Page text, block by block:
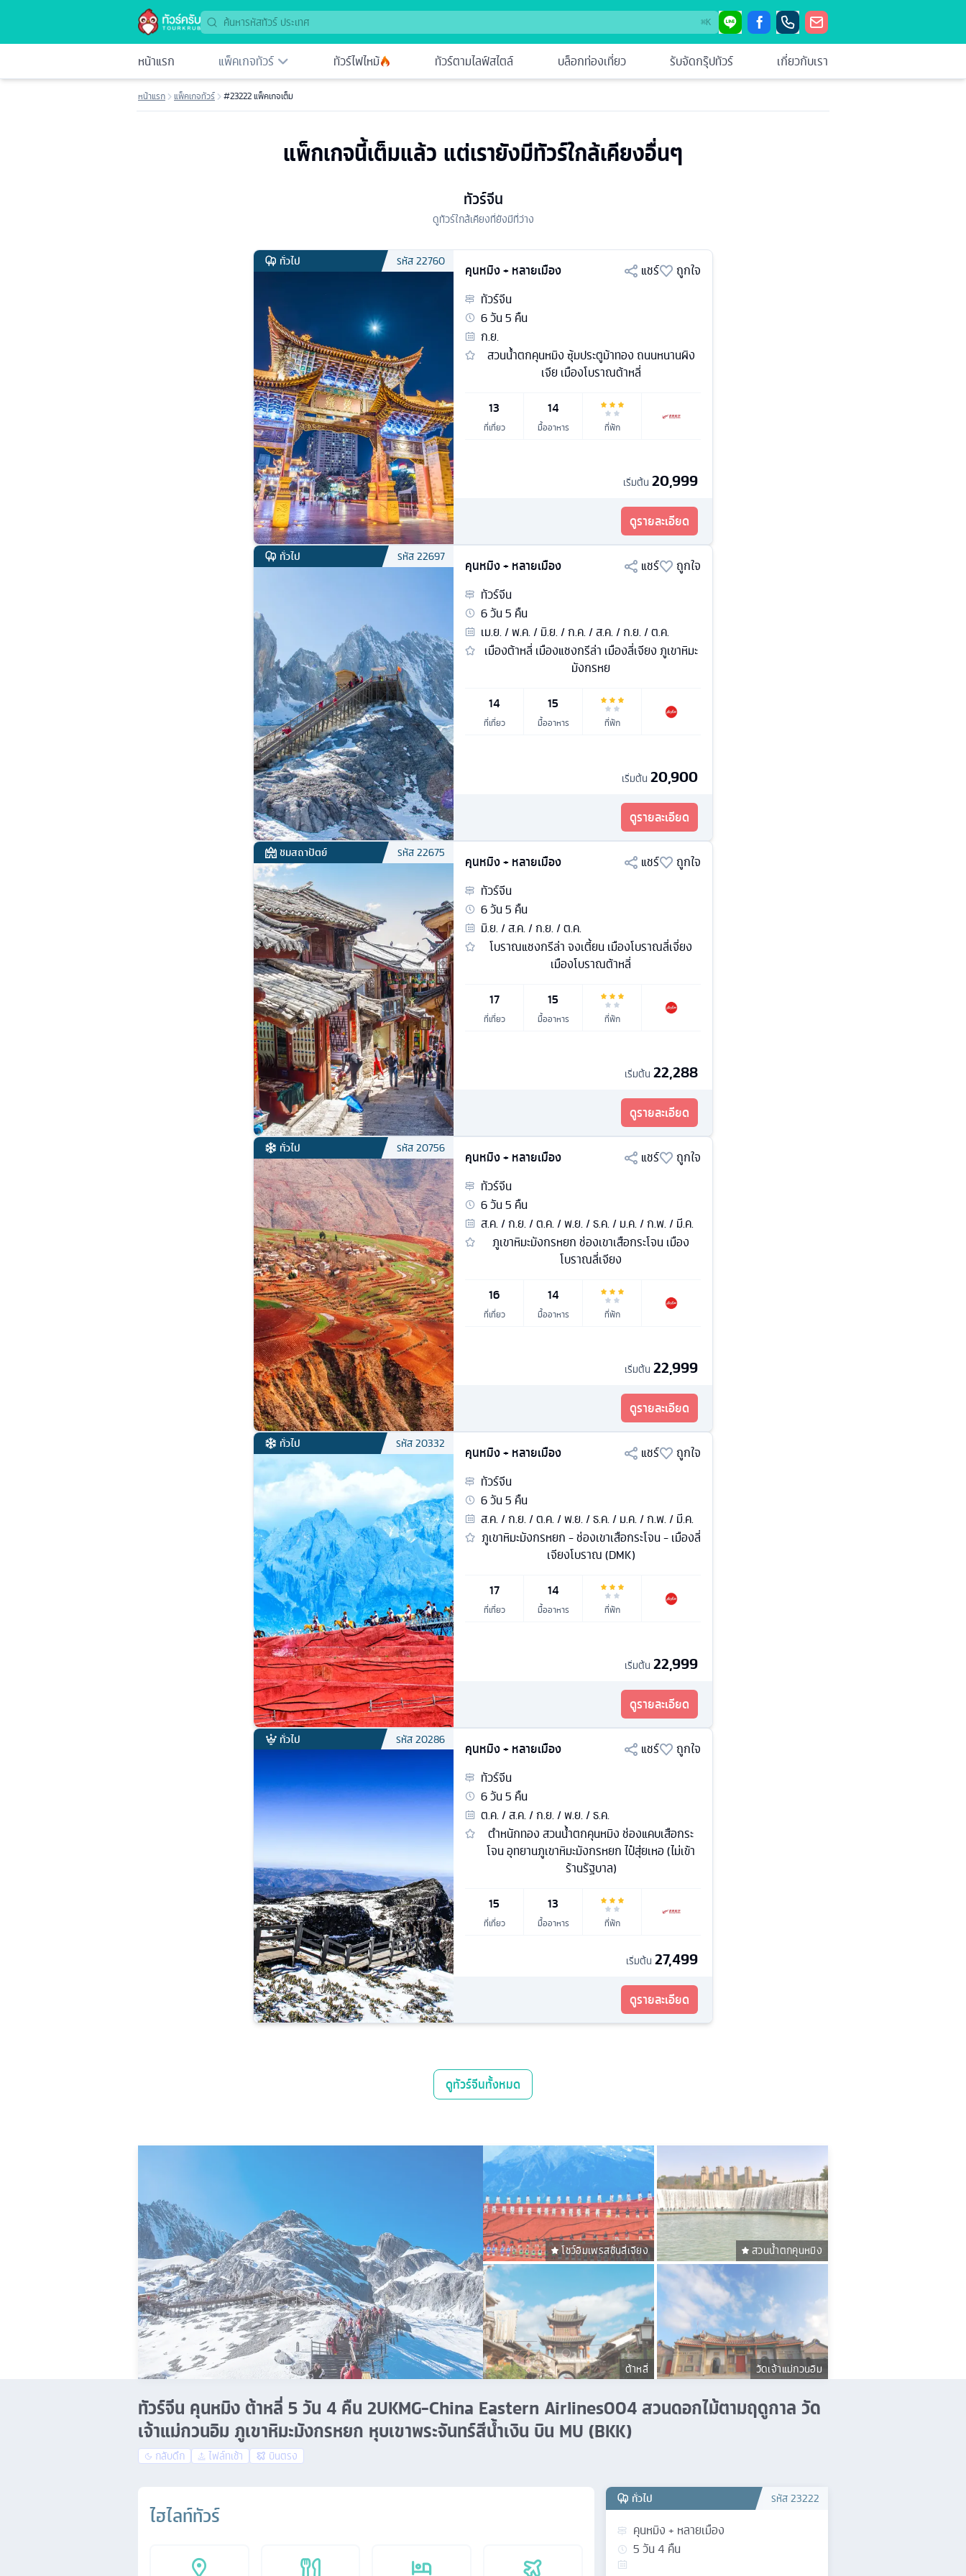
⌘K
หน้าแรก แพ็คเกจทัวร์ ทัวร์ไฟไหม้ ทัวร์ตามไลฟ์สไตล์ บล็อกท่องเที่ยว รับจัดกรุ๊ปทัวร์ เกี่ยวกับเรา
หน้าแรก แพ็คเกจทัวร์ #23222 แพ็คเกจเต็ม
แพ็กเกจนี้เต็มแล้ว แต่เรายังมีทัวร์ใกล้เคียงอื่นๆ
ทัวร์จีน
ดูทัวร์ใกล้เคียงที่ยังมีที่ว่าง
ทั่วไป รหัส22760
คุนหมิง + หลายเมือง แชร์
ถูกใจ
ทัวร์จีน
6วัน5 คืน
ก.ย.
สวนน้ำตกคุนหมิง ซุ้มประตูม้าทอง ถนนหนานผิง
เจีย เมืองโบราณต้าหลี่
13
ที่เที่ยว
14
มื้ออาหาร ที่พัก
เริ่มต้น 20,999
ดูรายละเอียด
ทั่วไป รหัส22697
คุนหมิง + หลายเมือง แชร์
ถูกใจ
ทัวร์จีน
6วัน5 คืน
เม.ย. / พ.ค. / มิ.ย. / ก.ค. / ส.ค. / ก.ย. / ต.ค.
เมืองต้าหลี่ เมืองแชงกรีล่า เมืองลี่เจียง ภูเขาหิมะ
มังกรหย
14
ที่เที่ยว
15
มื้ออาหาร ที่พัก
เริ่มต้น 20,900
ดูรายละเอียด
ชมสถาปัตย์ รหัส22675
คุนหมิง + หลายเมือง แชร์
ถูกใจ
ทัวร์จีน
6วัน5 คืน
มิ.ย. / ส.ค. / ก.ย. / ต.ค.
โบราณแชงกรีล่า จงเตี้ยน เมืองโบราณลี่เจี่ยง
เมืองโบราณต้าหลี่
17
ที่เที่ยว
15
มื้ออาหาร ที่พัก
เริ่มต้น 22,288
ดูรายละเอียด
ทั่วไป รหัส20756
คุนหมิง + หลายเมือง แชร์
ถูกใจ
ทัวร์จีน
6วัน5 คืน
ส.ค. / ก.ย. / ต.ค. / พ.ย. / ธ.ค. / ม.ค. / ก.พ. / มี.ค.
ภูเขาหิมะมังกรหยก ช่องเขาเสือกระโจน เมือง
โบราณลี่เจียง
16
ที่เที่ยว
14
มื้ออาหาร ที่พัก
เริ่มต้น 22,999
ดูรายละเอียด
ทั่วไป รหัส20332
คุนหมิง + หลายเมือง แชร์
ถูกใจ
ทัวร์จีน
6วัน5 คืน
ส.ค. / ก.ย. / ต.ค. / พ.ย. / ธ.ค. / ม.ค. / ก.พ. / มี.ค.
ภูเขาหิมะมังกรหยก - ช่องเขาเสือกระโจน - เมืองลี่
เจียงโบราณ (DMK)
17
ที่เที่ยว
14
มื้ออาหาร ที่พัก
เริ่มต้น 22,999
ดูรายละเอียด
ทั่วไป รหัส20286
คุนหมิง + หลายเมือง แชร์
ถูกใจ
ทัวร์จีน
6วัน5 คืน
ต.ค. / ส.ค. / ก.ย. / พ.ย. / ธ.ค.
ตำหนักทอง สวนน้ำตกคุนหมิง ช่องแคบเสือกระ
โจน อุทยานภูเขาหิมะมังกรหยก ไป๋สุ่ยเหอ (ไม่เข้า
ร้านรัฐบาล)
15
ที่เที่ยว
13
มื้ออาหาร ที่พัก
เริ่มต้น 27,499
ดูรายละเอียด
ดูทัวร์จีนทั้งหมด
โชว์อิมเพรสชั่นลี่เจียง สวนน้ำตกคุนหมิง
ต้าหลี่ วัดเจ้าแม่กวนอิม
ทัวร์จีน คุนหมิง ต้าหลี่ 5 วัน 4 คืน 2UKMG-China Eastern Airlines004 สวนดอกไม้ตามฤดูกาล วัด
เจ้าแม่กวนอิม ภูเขาหิมะมังกรหยก หุบเขาพระจันทร์สีน้ำเงิน บิน MU (BKK)
กลับดึก ไฟล์ทเช้า บินตรง
ไฮไลท์ทัวร์
ทั่วไป รหัส23222
คุนหมิง + หลายเมือง
5วัน4 คืน